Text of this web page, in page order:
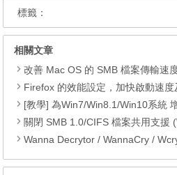
標籤：
相關文章
改善 Mac OS 的 SMB 檔案傳輸速
Firefox 的效能設定，加快啟動速
[教學] 為Win7/Win8.1/Win10系統 增
關閉 SMB 1.0/CIFS 檔案共用支援
Wanna Decrytor / WannaCry / Wcry 勒索病毒的預防、處理方法，下